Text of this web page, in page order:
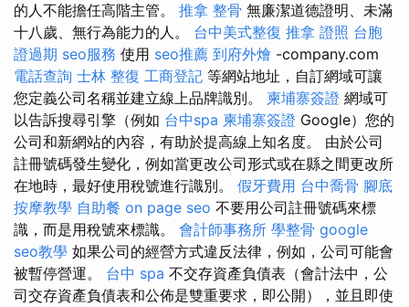
的人不能擔任高階主管。 推拿 整骨 無廉潔道德證明、未滿
十八歲、無行為能力的人。 台中美式整復 推拿 證照 台胞
證過期 seo服務 使用 seo推薦 到府外燴 -company.com
電話查詢 士林 整復 工商登記 等網站地址，自訂網域可讓
您定義公司名稱並建立線上品牌識別。 柬埔寨簽證 網域可
以告訴搜尋引擎（例如 台中spa 柬埔寨簽證 Google）您的
公司和新網站的內容，有助於提高線上知名度。 由於公司
註冊號碼發生變化，例如當更改公司形式或在縣之間更改所
在地時，最好使用稅號進行識別。 假牙費用 台中喬骨 腳底
按摩教學 自助餐 on page seo 不要用公司註冊號碼來標
識，而是用稅號來標識。 會計師事務所 學整骨 google
seo教學 如果公司的經營方式違反法律，例如，公司可能會
被暫停營運。 台中 spa 不交存資產負債表（會計法中，公
司交存資產負債表和公佈是雙重要求，即公開），並且即使